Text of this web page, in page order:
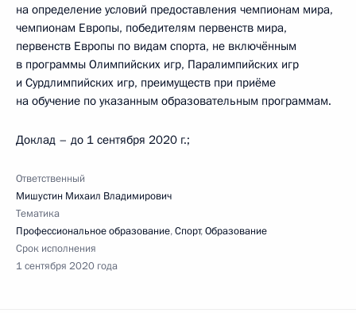
на определение условий предоставления чемпионам мира,
чемпионам Европы, победителям первенств мира,
первенств Европы по видам спорта, не включённым
в программы Олимпийских игр, Паралимпийских игр
и Сурдлимпийских игр, преимуществ при приёме
на обучение по указанным образовательным программам.
Доклад – до 1 сентября 2020 г.;
Ответственный
Мишустин Михаил Владимирович
Тематика
Профессиональное образование,Спорт,Образование
Срок исполнения
1 сентября 2020 года